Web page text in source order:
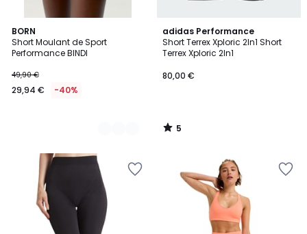
BORN
Short Moulant de Sport
Performance BINDI
49,90 €
29,94 € -40%
2
Couleurs
adidas Performance
Short Terrex Xploric 2In1 Short
Terrex Xploric 2In1
80,00 €
5
/
5
5
/